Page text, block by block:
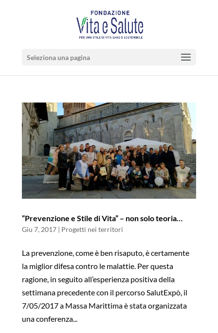
Seleziona una pagina
“Prevenzione e Stile di Vita” – non solo teoria…
Giu 7, 2017| Progetti nei territori
La prevenzione, come è ben risaputo, è certamente
la miglior difesa contro le malattie. Per questa
ragione, in seguito all’esperienza positiva della
settimana precedente con il percorso SalutExpò, il
7/05/2017 a Massa Marittima è stata organizzata
una conferenza...